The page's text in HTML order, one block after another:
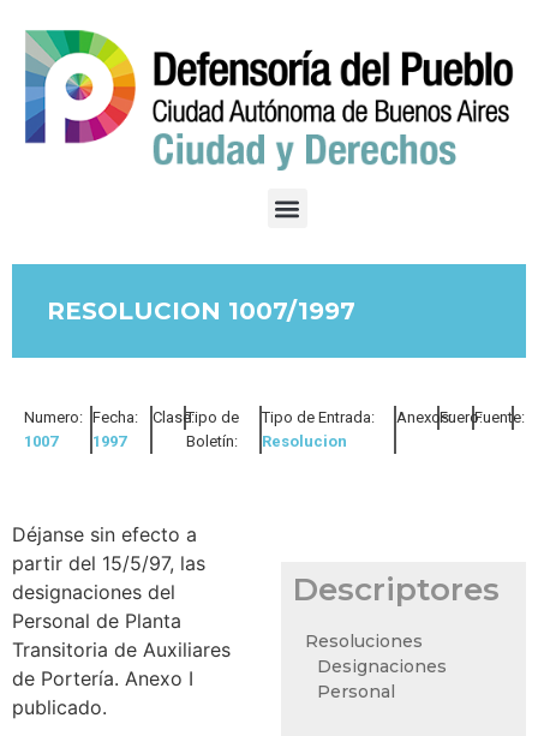
RESOLUCION 1007/1997
Numero:
1007
Fecha:
1997
Clase:Tipo de
Boletín:
Tipo de Entrada:
Resolucion
Anexos:Fuero:Fuente:
Déjanse sin efecto a
partir del 15/5/97, las
designaciones del
Personal de Planta
Transitoria de Auxiliares
de Portería. Anexo I
publicado.
Descriptores
Resoluciones
Designaciones
Personal